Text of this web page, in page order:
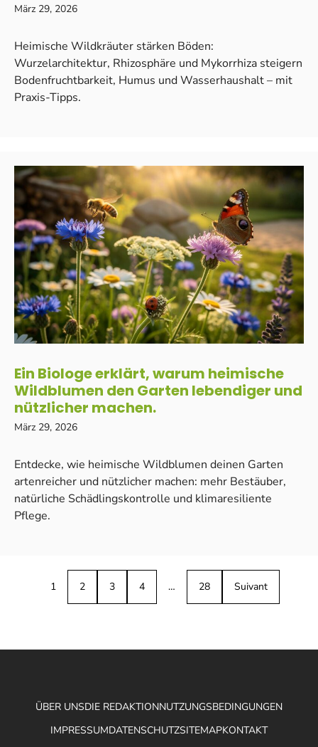
März 29, 2026
Heimische Wildkräuter stärken Böden:
Wurzelarchitektur, Rhizosphäre und Mykorrhiza steigern
Bodenfruchtbarkeit, Humus und Wasserhaushalt – mit
Praxis-Tipps.
Ein Biologe erklärt, warum heimische
Wildblumen den Garten lebendiger und
nützlicher machen.
März 29, 2026
Entdecke, wie heimische Wildblumen deinen Garten
artenreicher und nützlicher machen: mehr Bestäuber,
natürliche Schädlingskontrolle und klimaresiliente
Pflege.
1 2 3 4 … 28 Suivant
ÜBER UNSDIE REDAKTIONNUTZUNGSBEDINGUNGEN
IMPRESSUMDATENSCHUTZSITEMAPKONTAKT